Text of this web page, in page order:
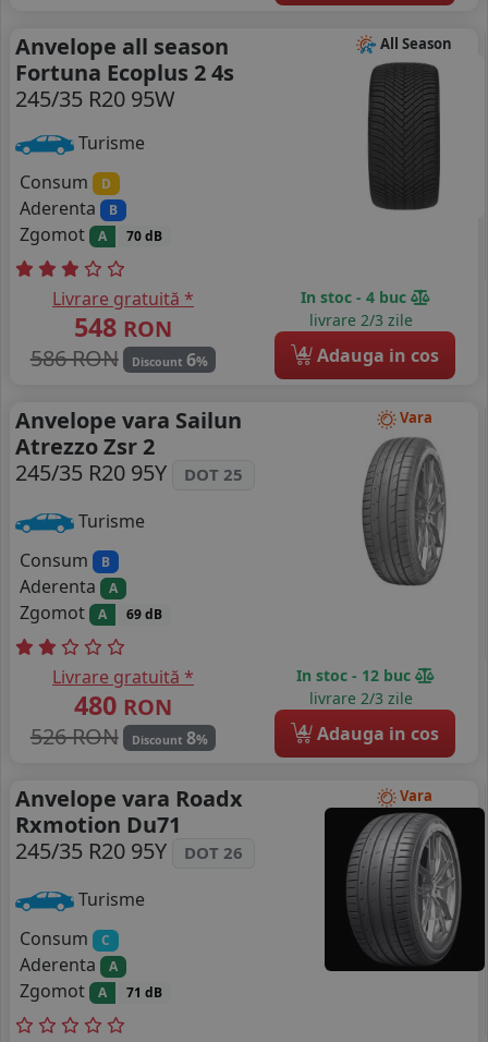
All Season
Anvelope all season
Fortuna Ecoplus 2 4s
245/35 R20 95W
Turisme
Consum
D
Aderenta B
Zgomot A 70 dB
Livrare gratuită *
548 RON
586 RON
Discount 6%
In stoc - 4 buc
livrare 2/3 zile
4 Adauga in cos
Vara
Anvelope vara Sailun
Atrezzo Zsr 2
245/35 R20 95Y
DOT 25
Turisme
Consum
B
Aderenta A
Zgomot A 69 dB
Livrare gratuită *
480 RON
526 RON
Discount 8%
In stoc - 12 buc
livrare 2/3 zile
4 Adauga in cos
Vara
Anvelope vara Roadx
Rxmotion Du71
245/35 R20 95Y
DOT 26
Turisme
Consum
C
Aderenta A
Zgomot A 71 dB